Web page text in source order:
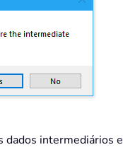
dados intermediários